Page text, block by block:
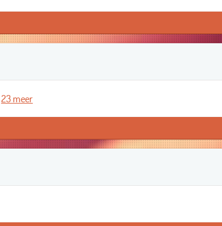
23 meer